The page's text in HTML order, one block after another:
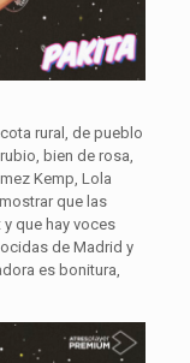
rural, de pueblo
bien de rosa,
Kemp, Lola
que las
que hay voces
de Madrid y
es bonitura,